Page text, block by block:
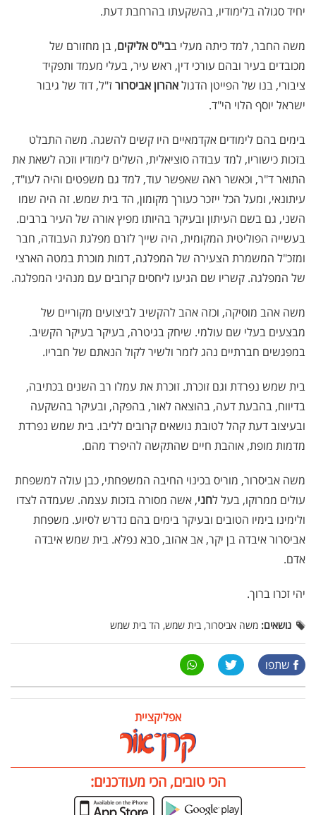
יחיד סגולה בלימודיו, בהשקעתו בהרחבת דעת.
משה החבר, למד כיתה מעלי בבי"ס אליקים, בן מחזורם של
מכובדים בעיר ובהם עורכי דין, ראש עיר, בעלי מעמד ותפקיד
ציבורי, בנו של הפייטן הדגולאהרון אביסרורז"ל, דוד של גיבור
ישראל יוסף הלוי הי"ד.
בימים בהם לימודים אקדמאיים היו קשים להשגה. משה התבלט
בזכות כישוריו, למד עבודה סוציאלית, השלים לימודיו וזכה לשאת את
התואר ד"ר, וכאשר ראה שאפשר עוד, למד גם משפטים והיה לעו"ד,
עיתונאי, ומעל הכל ייזכר כעורך מקומון, הד בית שמש. זה היה שמו
השני, גם בשם העיתון ובעיקר בהיותו מפיץ אורה של העיר ברבים.
בעשייה הפוליטית המקומית, היה שייך לזרם מפלגת העבודה, חבר
ומזכ"ל המשמרת הצעירה של המפלגה, דמות מוכרת במטה הארצי
של המפלגה. קשריו שם הגיעו ליחסים קרובים עם מנהיגי המפלגה.
משה אהב מוסיקה, וכזה אהב להקשיב לביצועים מקוריים של
מבצעים בעלי שם עולמי. שיחק בגיטרה, בעיקר בעיקר הקשיב.
במפגשים חברתיים נהג לזמר ולשיר לקול הנאתם של חבריו.
בית שמש נפרדת וגם זוכרת. זוכרת את עמלו רב השנים בכתיבה,
בדיווח, בהבעת דעה, בהוצאה לאור, בהפקה, ובעיקר בהשקעה
ובעיצוב דעת קהל לטובת נושאים קרובים לליבו. בית שמש נפרדת
מדמות מופת, אוהבת חיים שהתקשה להיפרד מהם.
משה אביסרור, מוריס בכינוי החיבה המשפחתי, כבן עולה למשפחת
עולים ממרוקו, בעל לחני, אשה מסורה בזכות עצמה. שעמדה לצדו
ולימינו בימיו הטובים ובעיקר בימים בהם נדרש לסיוע. משפחת
אביסרור איבדה בן יקר, אב אהוב, סבא נפלא. בית שמש איבדה
אדם.
יהי זכרו ברוך.
נושאים: משה אביסרור, בית שמש, הד בית שמש
שתפו
אפליקציית
הכי טובים, הכי מעודכנים: